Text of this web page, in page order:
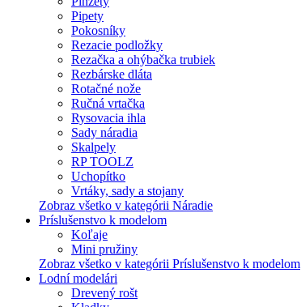
Pipety
Pokosníky
Rezacie podložky
Rezačka a ohýbačka trubiek
Rezbárske dláta
Rotačné nože
Ručná vrtačka
Rysovacia ihla
Sady náradia
Skalpely
RP TOOLZ
Uchopítko
Vrtáky, sady a stojany
Zobraz všetko v kategórii Náradie
Príslušenstvo k modelom
Koľaje
Mini pružiny
Zobraz všetko v kategórii Príslušenstvo k modelom
Lodní modelári
Drevený rošt